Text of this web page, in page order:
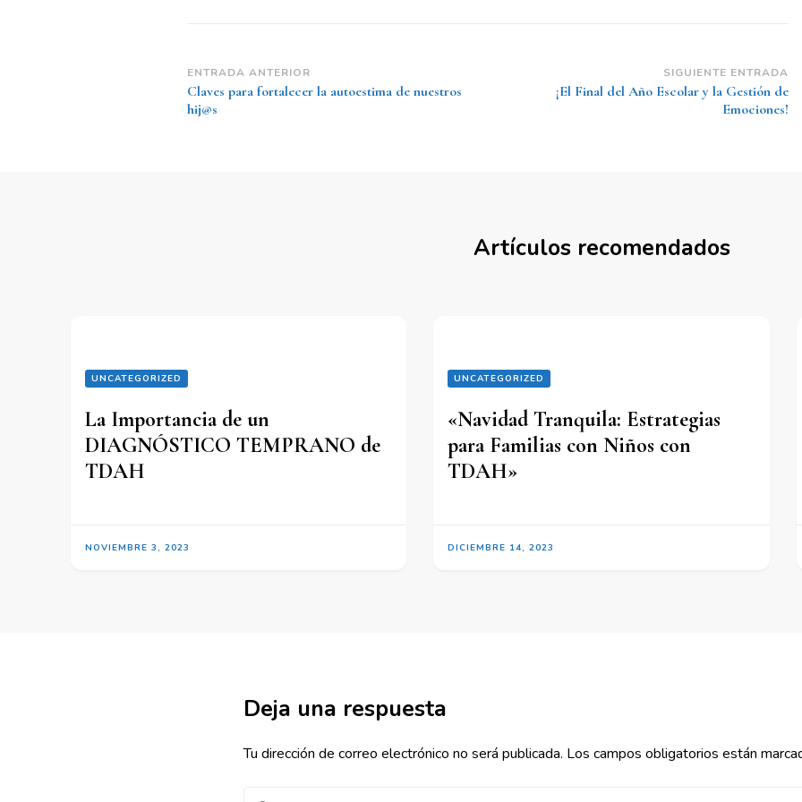
ENTRADA ANTERIOR
Claves para fortalecer la autoestima de nuestros
hij@s
SIGUIENTE ENTRADA
¡El Final del Año Escolar y la Gestión de
Emociones!
Artículos recomendados
UNCATEGORIZED
La Importancia de un
DIAGNÓSTICO TEMPRANO de
TDAH
NOVIEMBRE 3, 2023
UNCATEGORIZED
«Navidad Tranquila: Estrategias
para Familias con Niños con
TDAH»
DICIEMBRE 14, 2023
Deja una respuesta
Tu dirección de correo electrónico no será publicada. Los campos obligatorios están